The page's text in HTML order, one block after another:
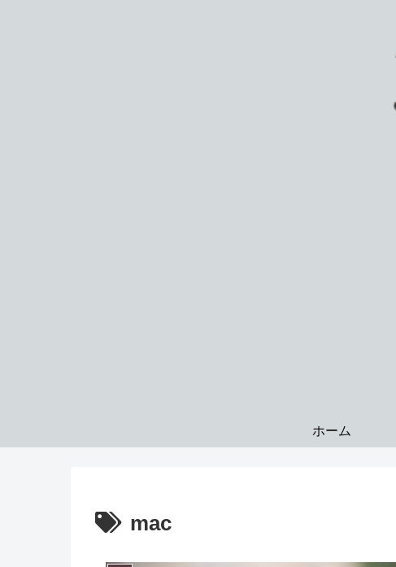
ホーム
mac